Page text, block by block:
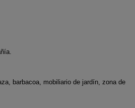
barbacoa, mobiliario de jardín, zona de